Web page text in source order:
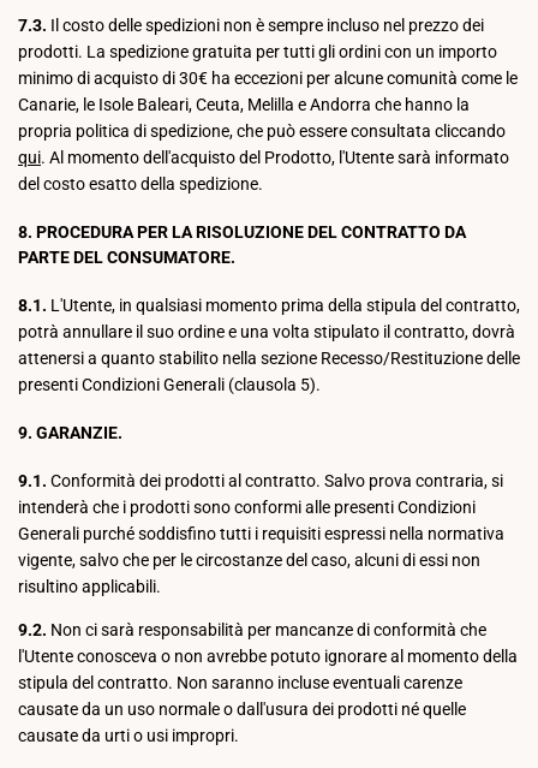
7.3. Il costo delle spedizioni non è sempre incluso nel prezzo dei
prodotti. La spedizione gratuita per tutti gli ordini con un importo
minimo di acquisto di 30€ ha eccezioni per alcune comunità come le
Canarie, le Isole Baleari, Ceuta, Melilla e Andorra che hanno la
propria politica di spedizione, che può essere consultata cliccando
qui. Al momento dell'acquisto del Prodotto, l'Utente sarà informato
del costo esatto della spedizione.
8. PROCEDURA PER LA RISOLUZIONE DEL CONTRATTO DA
PARTE DEL CONSUMATORE.
8.1. L'Utente, in qualsiasi momento prima della stipula del contratto,
potrà annullare il suo ordine e una volta stipulato il contratto, dovrà
attenersi a quanto stabilito nella sezione Recesso/Restituzione delle
presenti Condizioni Generali (clausola 5).
9. GARANZIE.
9.1. Conformità dei prodotti al contratto. Salvo prova contraria, si
intenderà che i prodotti sono conformi alle presenti Condizioni
Generali purché soddisfino tutti i requisiti espressi nella normativa
vigente, salvo che per le circostanze del caso, alcuni di essi non
risultino applicabili.
9.2. Non ci sarà responsabilità per mancanze di conformità che
l'Utente conosceva o non avrebbe potuto ignorare al momento della
stipula del contratto. Non saranno incluse eventuali carenze
causate da un uso normale o dall'usura dei prodotti né quelle
causate da urti o usi impropri.